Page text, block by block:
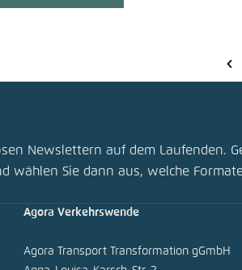
Newslettern auf dem Laufenden.
wählen Sie dann aus, welche
Agora Verkehrswende
Agora Transport Transformation gGmbH